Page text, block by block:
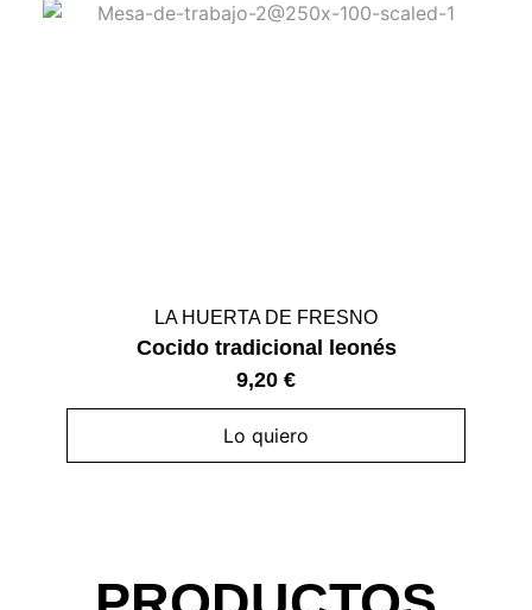
LA HUERTA DE FRESNO
Cocido tradicional leonés
9,20 €
Lo quiero